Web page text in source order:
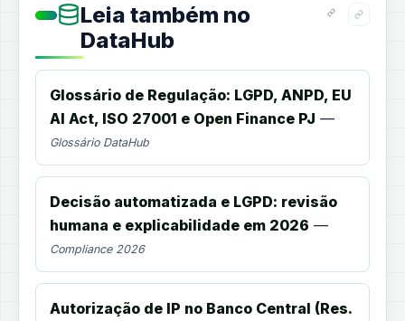
Leia também no
DataHub
Glossário de Regulação: LGPD, ANPD, EU
AI Act, ISO 27001 e Open Finance PJ —
Glossário DataHub
Decisão automatizada e LGPD: revisão
humana e explicabilidade em 2026 —
Compliance 2026
Autorização de IP no Banco Central (Res.